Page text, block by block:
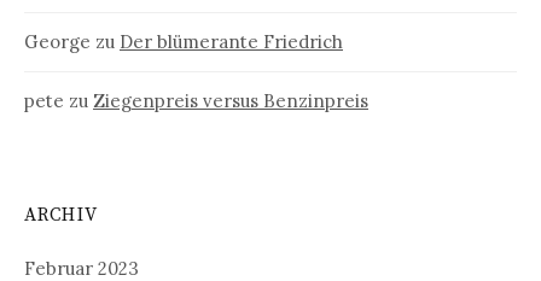
George zu Der blümerante Friedrich
pete zu Ziegenpreis versus Benzinpreis
ARCHIV
Februar 2023